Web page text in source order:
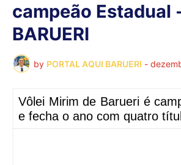
campeão Estadual
BARUERI
by PORTAL AQUI BARUERI -
Vôlei Mirim de Barueri é
e fecha o ano com quatro